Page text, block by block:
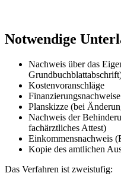
Notwendige
Nachweis über das
Kostenvoranschläge
Finanzierungsnachweise
Planskizze (bei
Nachweis der
fachärztliches Attest)
Einkommensnachweis
Kopie des amtlichen
Das Verfahren ist zweistufig: